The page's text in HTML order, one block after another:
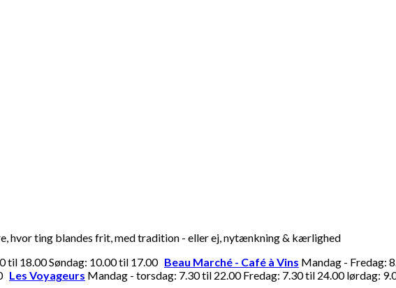
hvor ting blandes frit, med tradition - eller ej, nytænkning & kærlighed
til 18.00 Søndag: 10.00 til 17.00 Beau Marché - Café à Vins Mandag - Fredag:
Les Voyageurs Mandag - torsdag: 7.30 til 22.00 Fredag: 7.30 til 24.00 lørdag: